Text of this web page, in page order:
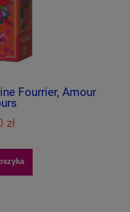
Fourrier, Amour
zł